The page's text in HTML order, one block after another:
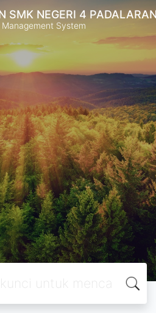
SMK NEGERI 4
System